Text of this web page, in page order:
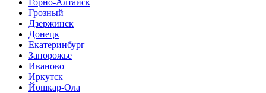
Грозный
Дзержинск
Донецк
Екатеринбург
Запорожье
Иваново
Иркутск
Йошкар-Ола